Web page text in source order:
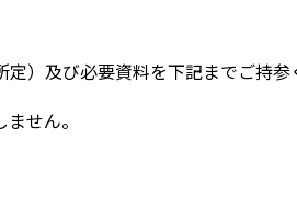
）及び必要資料を下記までご持参
せん。